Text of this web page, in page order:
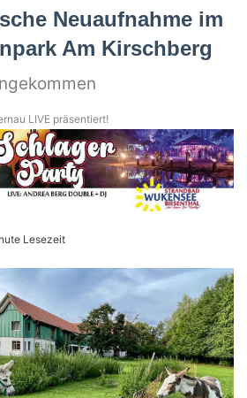
Neuaufnahme im
Am Kirschberg
LIVE präsentiert!
Lesezeit